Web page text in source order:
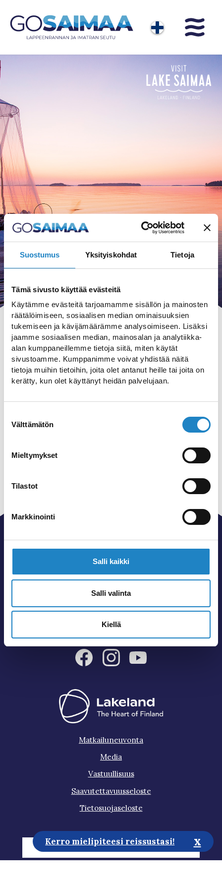
Suostumus Yksityiskohdat Tietoja
Tämä sivusto käyttää evästeitä
Käytämme evästeitä tarjoamamme sisällön ja mainosten
räätälöimiseen, sosiaalisen median ominaisuuksien
tukemiseen ja kävijämäärämme analysoimiseen. Lisäksi
jaamme sosiaalisen median, mainosalan ja analytiikka-
alan kumppaneillemme tietoja siitä, miten käytät
sivustoamme. Kumppanimme voivat yhdistää näitä
tietoja muihin tietoihin, joita olet antanut heille tai joita on
kerätty, kun olet käyttänyt heidän palvelujaan.
valinta
Välttämätön
Mieltymykset
Tilastot
Markkinointi
Salli kaikki
Salli valinta
Kiellä
HAKU
goSaimaa kokoaa kattavasti Imatran ja
tiedot. Löydä alueen monipuoliset palvelut,
tunnetuimmat nähtävyydet sekä piilotetut helmet,
ja suunnittele itsesi näköinen loma Saimaalle.
Matkailuneuvonta
Media
Vastuullisuus
Saavutettavuusseloste
Tietosuojaseloste
Tilaa uutiskirje
Kerro mielipiteesi reissustasi! x